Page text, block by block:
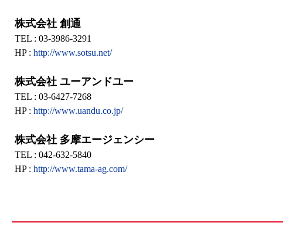
株式会社 創通
TEL : 03-3986-3291
HP : http://www.sotsu.net/
株式会社 ユーアンドユー
TEL : 03-6427-7268
HP : http://www.uandu.co.jp/
株式会社 多摩エージェンシー
TEL : 042-632-5840
HP : http://www.tama-ag.com/